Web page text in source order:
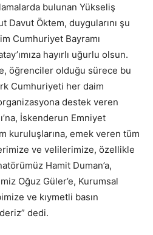
bulunan Yükseliş
Davut Öktem, duygularını şu
Cumhuriyet Bayramı
hayırlı uğurlu olsun.
öğrenciler olduğu sürece bu
Cumhuriyeti her daim
destek veren
İskenderun Emniyet
kuruluşlarına, emek veren tüm
ve velilerimize, özellikle
Hamit Duman’a,
Oğuz Güler’e, Kurumsal
ve kıymetli basın
dedi.